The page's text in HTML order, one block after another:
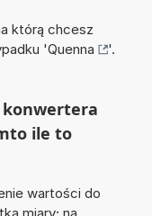
którą chcesz
'Quenna '.
konwertera
ile to
wartości do
miary; na